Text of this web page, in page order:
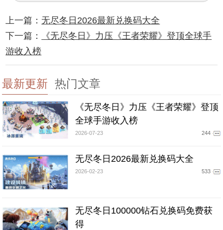
上一篇： 无尽冬日2026最新兑换码大全
下一篇：
《无尽冬日》力压《王者荣耀》登顶全球手
游收入榜
最新更新 热门文章
《无尽冬日》力压《王者荣耀》登顶
全球手游收入榜
2026-07-23 244
无尽冬日2026最新兑换码大全
2026-02-23 533
无尽冬日100000钻石兑换码免费获
得